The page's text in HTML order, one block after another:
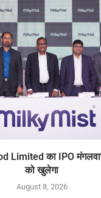
Limited का IPO
को खुलेगा
August 8, 2026